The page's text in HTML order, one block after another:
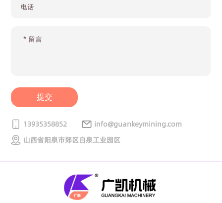
提交
13935358852
info@guankeymining.com
山西省阳泉市郊区白泉工业园区